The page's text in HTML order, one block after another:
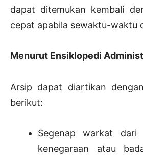
dapat ditemukan kembali
cepat apabila sewaktu-waktu
Menurut Ensiklopedi
Arsip dapat diartikan
berikut:
Segenap warkat dari
kenegaraan atau